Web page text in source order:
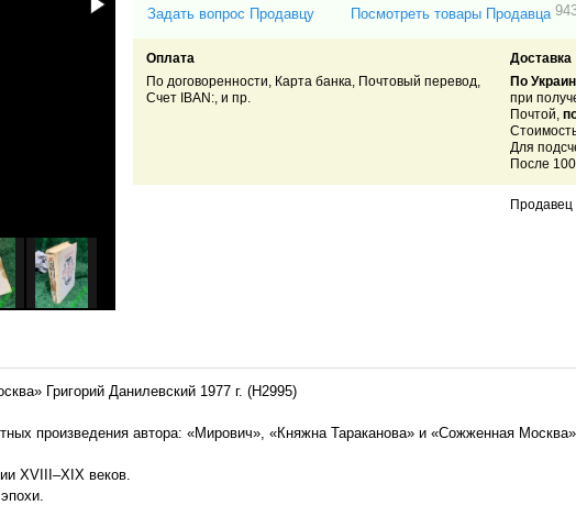
Задать вопрос Продавцу Посмотреть товары Продавца
Оплата
По договоренности, Карта банка, Почтовый перевод,
Счет IBAN:, и пр.
Доставка
По
при
Почтой,
Для
После
Продавец
Григорий Данилевский 1977 г. (Н2995)
произведения автора: «Мирович», «Княжна Тараканова» и «Сожженная
XVIII–XIX веков.